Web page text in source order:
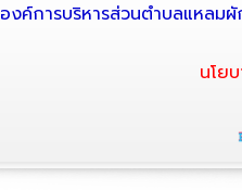
องค์การบริหารส่วนตำบลแหลม
นโย